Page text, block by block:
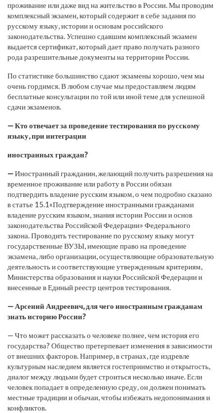
проживание или даже вид на жительство в России. Мы проводим
комплексный экзамен, который содержит в себе задания по
русскому языку, истории и основам российского
законодательства. Успешно сдавшим комплексный экзамен
выдается сертификат, который дает право получать разного
рода разрешительные документы на территории России.
По статистике большинство сдают экзамены хорошо, чем мы
очень гордимся. В любом случае мы предоставляем людям
бесплатные консультации по той или иной теме для успешной
сдачи экзаменов.
— Кто отвечает за проведение тестирования по русскому
языку, при интеграции
иностранных граждан?
—Иностранный гражданин, желающий получить разрешения на
временное проживание или работу в России обязан
подтвердить владение русским языком, о чем подробно сказано
в статье 15.1«Подтверждение иностранными гражданами
владение русским языком, знания истории России и основ
законодательства Российской Федерации» Федерального
закона. Проводить тестирование по русскому языку могут
государственные ВУЗЫ, имеющие право на проведение
экзамена, либо организации, осуществляющие образовательную
деятельность и соответствующие утвержденным критериям,
Министерства образования и науки Российской Федерации и
внесенные в Единый реестр центров тестирования.
— Арсений Андреевич, для чего иностранным гражданам
знать историю России?
— Что может рассказать о человеке полнее, чем история его
государства? Общество претерпевает изменения в зависимости
от внешних факторов. Например, в странах, где издревле
культурным наследием является гостеприимство и открытость,
диалог между людьми будет строиться несколько иначе. Если
человек попадает в определенную среду, он должен понимать
местные традиции и обычаи, чтобы избежать недопонимания и
конфликтов.